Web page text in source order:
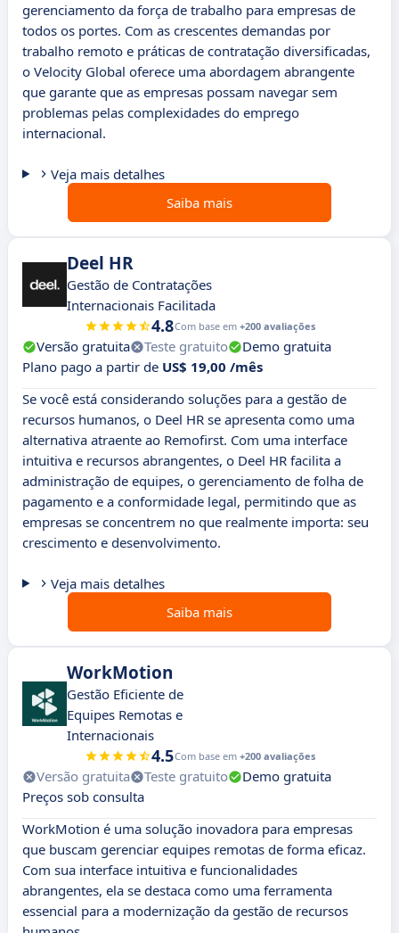
gerenciamento da força de trabalho para empresas de
todos os portes. Com as crescentes demandas por
trabalho remoto e práticas de contratação diversificadas,
o Velocity Global oferece uma abordagem abrangente
que garante que as empresas possam navegar sem
problemas pelas complexidades do emprego
internacional.
Veja mais detalhes
Saiba mais
Deel HR
Gestão de Contratações
Internacionais Facilitada
4.8Com base em +200 avaliações
Versão gratuita Teste gratuito
Demo gratuita
Plano pago a partir de US$ 19,00 /mês
Se você está considerando soluções para a gestão de
recursos humanos, o Deel HR se apresenta como uma
alternativa atraente ao Remofirst. Com uma interface
intuitiva e recursos abrangentes, o Deel HR facilita a
administração de equipes, o gerenciamento de folha de
pagamento e a conformidade legal, permitindo que as
empresas se concentrem no que realmente importa: seu
crescimento e desenvolvimento.
Veja mais detalhes
Saiba mais
WorkMotion
Gestão Eficiente de
Equipes Remotas e
Internacionais
4.5Com base em +200 avaliações
Versão gratuita Teste gratuito
Demo gratuita
Preços sob consulta
WorkMotion é uma solução inovadora para empresas
que buscam gerenciar equipes remotas de forma eficaz.
Com sua interface intuitiva e funcionalidades
abrangentes, ela se destaca como uma ferramenta
essencial para a modernização da gestão de recursos